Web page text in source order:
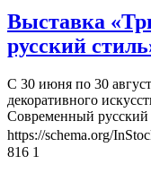
Выставка
русский
С 30 июня по 30
декоративного
Современный русский
https://schema.org/
816 1